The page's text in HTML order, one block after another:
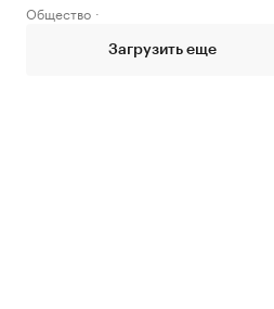
Общество
Загрузить еще